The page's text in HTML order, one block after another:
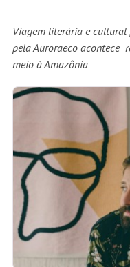
Viagem literária e
pela Auroraeco acontece
meio à Amazônia